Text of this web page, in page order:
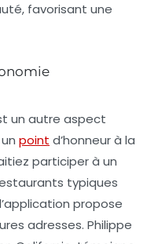
favorisant une
un autre aspect
point d’honneur à la
participer à un
typiques
propose
adresses. Philippe